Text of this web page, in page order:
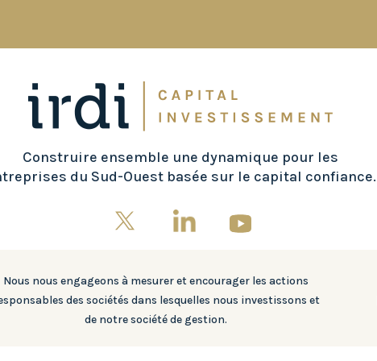
Construire ensemble une dynamique pour les
du Sud-Ouest basée sur le capital confiance.
Nous nous engageons à mesurer et encourager les actions
des sociétés dans lesquelles nous investissons et
de notre société de gestion.